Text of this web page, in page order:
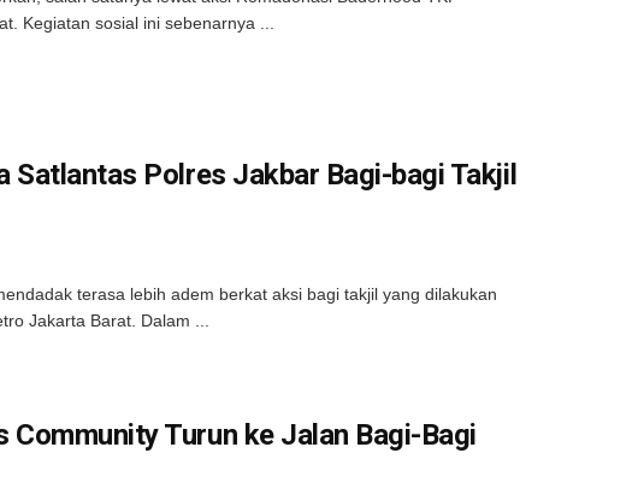
Kegiatan sosial ini sebenarnya ...
Satlantas Polres Jakbar Bagi-bagi Takjil
terasa lebih adem berkat aksi bagi takjil yang dilakukan
Jakarta Barat. Dalam ...
Turun ke Jalan Bagi-Bagi